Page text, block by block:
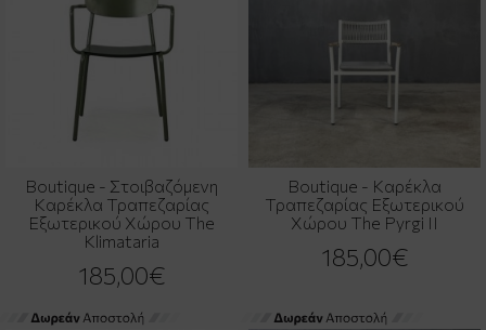
Boutique - Στοιβαζόμενη
Καρέκλα Τραπεζαρίας
Εξωτερικού Χώρου The
Klimataria
185,00€
Boutique - Καρέκλα
Τραπεζαρίας Εξωτερικού
Χώρου The Pyrgi II
185,00€